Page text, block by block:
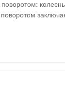
к различным…